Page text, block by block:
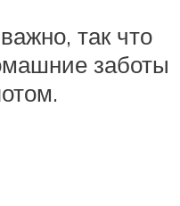
так что
заботы